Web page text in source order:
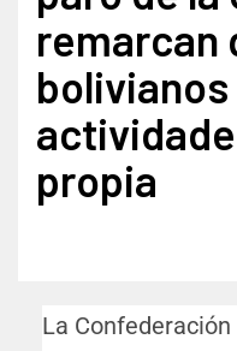
remarcan
propia
La